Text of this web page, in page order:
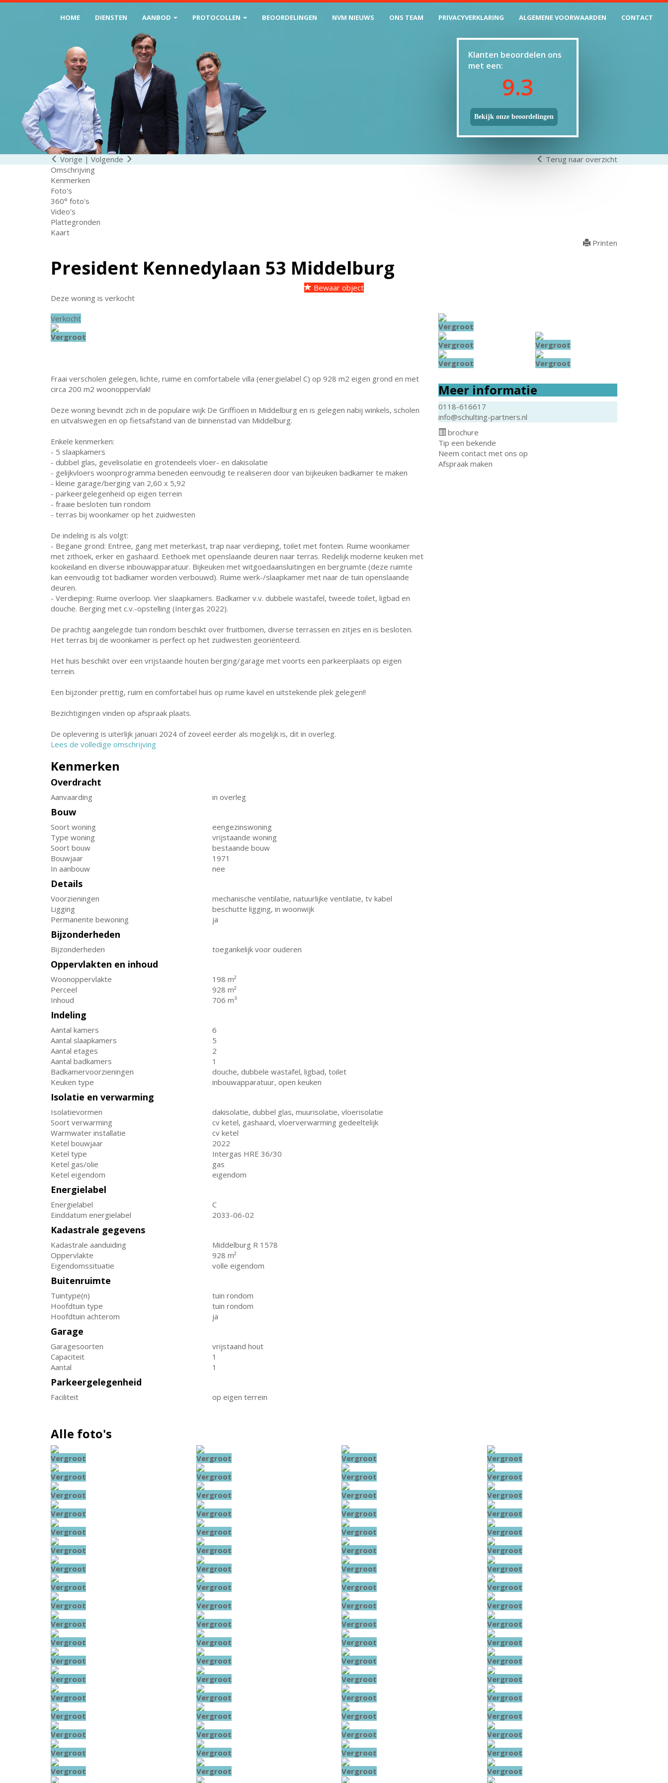
Klanten beoordelen ons
met een:
9.3
Bekijk onze beoordelingen
HOME DIENSTEN AANBOD PROTOCOLLEN BEOORDELINGEN NVM NIEUWS ONS TEAM PRIVACYVERKLARING ALGEMENE VOORWAARDEN CONTACT
Vorige | Volgende
Terug naar overzicht
Omschrijving
Kenmerken
Foto's
360° foto's
Video's
Plattegronden
Kaart
Printen
President Kennedylaan 53 Middelburg
Bewaar object
Deze woning is verkocht
Verkocht
Vergroot
Vergroot
Vergroot
Vergroot
Vergroot
Vergroot
Fraai verscholen gelegen, lichte, ruime en comfortabele villa (energielabel C) op 928 m2 eigen grond en met
circa 200 m2 woonoppervlak!
Deze woning bevindt zich in de populaire wijk De Griffioen in Middelburg en is gelegen nabij winkels, scholen
en uitvalswegen en op fietsafstand van de binnenstad van Middelburg.
Enkele kenmerken:
- 5 slaapkamers
- dubbel glas, gevelisolatie en grotendeels vloer- en dakisolatie
- gelijkvloers woonprogramma beneden eenvoudig te realiseren door van bijkeuken badkamer te maken
- kleine garage/berging van 2,60 x 5,92
- parkeergelegenheid op eigen terrein
- fraaie besloten tuin rondom
- terras bij woonkamer op het zuidwesten
De indeling is als volgt:
- Begane grond: Entree, gang met meterkast, trap naar verdieping, toilet met fontein. Ruime woonkamer
met zithoek, erker en gashaard. Eethoek met openslaande deuren naar terras. Redelijk moderne keuken met
kookeiland en diverse inbouwapparatuur. Bijkeuken met witgoedaansluitingen en bergruimte (deze ruimte
kan eenvoudig tot badkamer worden verbouwd). Ruime werk-/slaapkamer met naar de tuin openslaande
deuren.
- Verdieping: Ruime overloop. Vier slaapkamers. Badkamer v.v. dubbele wastafel, tweede toilet, ligbad en
douche. Berging met c.v.-opstelling (Intergas 2022).
De prachtig aangelegde tuin rondom beschikt over fruitbomen, diverse terrassen en zitjes en is besloten.
Het terras bij de woonkamer is perfect op het zuidwesten georiënteerd.
Het huis beschikt over een vrijstaande houten berging/garage met voorts een parkeerplaats op eigen
terrein.
Een bijzonder prettig, ruim en comfortabel huis op ruime kavel en uitstekende plek gelegen!!
Bezichtigingen vinden op afspraak plaats.
De oplevering is uiterlijk januari 2024 of zoveel eerder als mogelijk is, dit in overleg.
Lees de volledige omschrijving
Kenmerken
Overdracht
Aanvaarding in overleg
Bouw
Soort woning
eengezinswoning
Type woning
vrijstaande woning
Soort bouw
bestaande bouw
Bouwjaar
1971
In aanbouw
nee
Details
Voorzieningen
mechanische ventilatie, natuurlijke ventilatie, tv kabel
Ligging
beschutte ligging, in woonwijk
Permanente bewoning
ja
Bijzonderheden
Bijzonderheden toegankelijk voor ouderen
Oppervlakten en inhoud
Woonoppervlakte
198 m²
Perceel
928 m²
Inhoud
706 m³
Indeling
Aantal kamers
6
Aantal slaapkamers
5
Aantal etages
2
Aantal badkamers
1
Badkamervoorzieningen
douche, dubbele wastafel, ligbad, toilet
Keuken type
inbouwapparatuur, open keuken
Isolatie en verwarming
Isolatievormen
dakisolatie, dubbel glas, muurisolatie, vloerisolatie
Soort verwarming
cv ketel, gashaard, vloerverwarming gedeeltelijk
Warmwater installatie
cv ketel
Ketel bouwjaar
2022
Ketel type
Intergas HRE 36/30
Ketel gas/olie
gas
Ketel eigendom
eigendom
Energielabel
Energielabel
C
Einddatum energielabel
2033-06-02
Kadastrale gegevens
Kadastrale aanduiding
Middelburg R 1578
Oppervlakte
928 m²
Eigendomssituatie
volle eigendom
Buitenruimte
Tuintype(n)
tuin rondom
Hoofdtuin type
tuin rondom
Hoofdtuin achterom
ja
Garage
Garagesoorten
vrijstaand hout
Capaciteit
1
Aantal
1
Parkeergelegenheid
Faciliteit op eigen terrein
Meer informatie
0118-616617
info@schulting-partners.nl
brochure
Tip een bekende
Neem contact met ons op
Afspraak maken
Alle foto's
Vergroot Vergroot Vergroot
Vergroot
Vergroot
Vergroot Vergroot
Vergroot
Vergroot
Vergroot Vergroot
Vergroot
Vergroot
Vergroot Vergroot
Vergroot
Vergroot
Vergroot Vergroot
Vergroot
Vergroot
Vergroot Vergroot
Vergroot
Vergroot
Vergroot Vergroot
Vergroot
Vergroot
Vergroot Vergroot
Vergroot
Vergroot
Vergroot Vergroot
Vergroot
Vergroot
Vergroot Vergroot
Vergroot
Vergroot
Vergroot Vergroot
Vergroot
Vergroot
Vergroot Vergroot
Vergroot
Vergroot
Vergroot Vergroot
Vergroot
Vergroot
Vergroot Vergroot
Vergroot
Vergroot
Vergroot Vergroot
Vergroot
Vergroot
Vergroot Vergroot
Vergroot
Vergroot
Vergroot Vergroot
Vergroot
Vergroot
Vergroot Vergroot Vergroot